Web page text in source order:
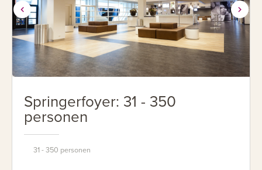
Springerfoyer: 31 - 350
personen
31 - 350 personen